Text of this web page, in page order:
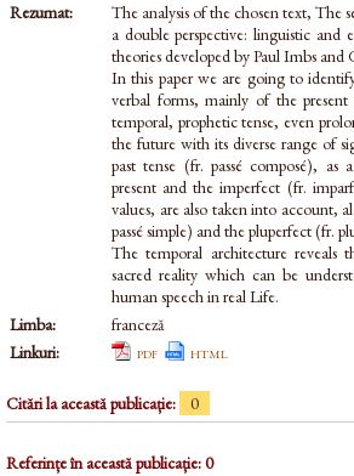
Rezumat:
The analysis of the chosen text, The
a double perspective: linguistic and
theories developed by Paul Imbs and
In this paper we are going to
verbal forms, mainly of the
temporal, prophetic tense, even
the future with its diverse range of
past tense (fr. passé composé),
present and the imperfect (fr.
values, are also taken into account,
passé simple) and the pluperfect (fr.
The temporal architecture reveals
sacred reality which can be
human speech in real Life.
Limba:
franceză
Linkuri:
pdf html
Citări la această publicație: 0
Referințe în această publicație: 0